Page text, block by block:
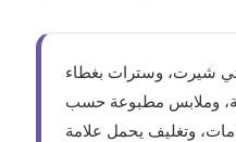
شيرت، وسترات بغطاء
وملابس مطبوعة حسب
وتغليف يحمل علامة